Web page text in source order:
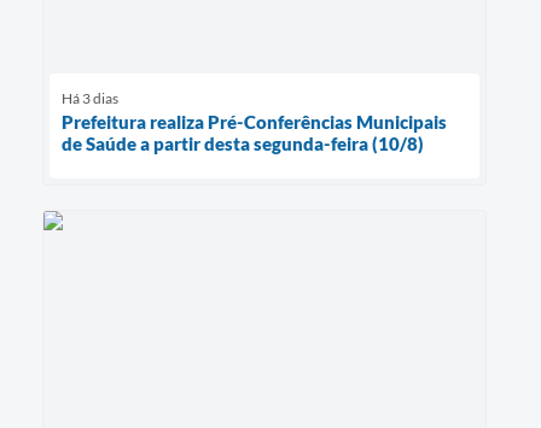
Há 3 dias
Prefeitura realiza Pré-Conferências Municipais
de Saúde a partir desta segunda-feira (10/8)